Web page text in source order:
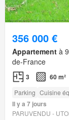
356 000 €
Appartement à
de-France
3 60 m²
Parking Cuisine
Il y a 7 jours
PARUVENDU -